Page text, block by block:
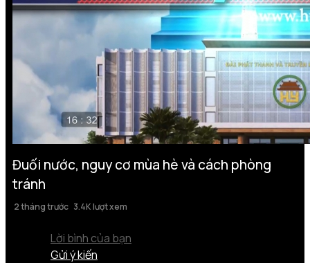
Đuối nước, nguy cơ mùa hè và cách phòng
tránh
2 tháng trước 3.4K lượt xem
Lời bình của bạn
Gửi ý kiến